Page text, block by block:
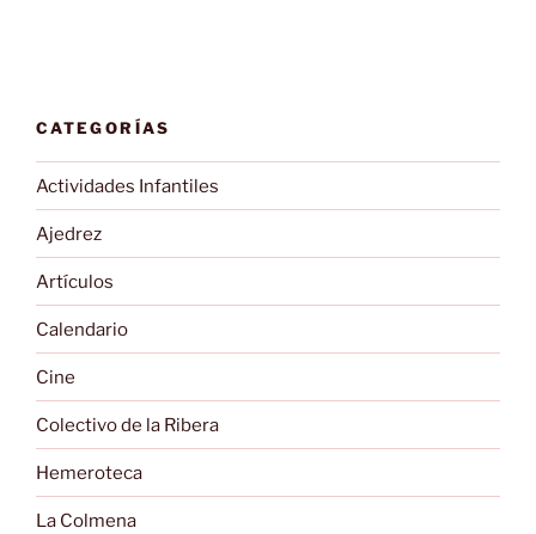
CATEGORÍAS
Actividades Infantiles
Ajedrez
Artículos
Calendario
Cine
Colectivo de la Ribera
Hemeroteca
La Colmena